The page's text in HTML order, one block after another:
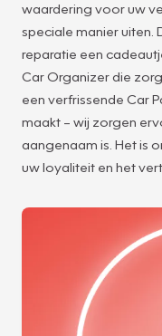
waardering voor uw
speciale manier
reparatie een
Car Organizer die
een verfrissende Car
maakt – wij zorgen
aangenaam is. Het is
uw loyaliteit en het